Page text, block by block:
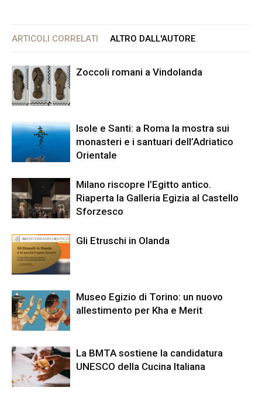
ARTICOLI CORRELATI ALTRO DALL'AUTORE
Zoccoli romani a Vindolanda
Isole e Santi: a Roma la mostra sui
monasteri e i santuari dell’Adriatico
Orientale
Milano riscopre l’Egitto antico.
Riaperta la Galleria Egizia al Castello
Sforzesco
Gli Etruschi in Olanda
Museo Egizio di Torino: un nuovo
allestimento per Kha e Merit
La BMTA sostiene la candidatura
UNESCO della Cucina Italiana